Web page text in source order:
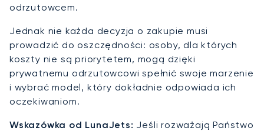
odrzutowcem.
Jednak nie każda decyzja o zakupie musi
prowadzić do oszczędności: osoby, dla których
koszty nie są priorytetem, mogą dzięki
prywatnemu odrzutowcowi spełnić swoje marzenie
i wybrać model, który dokładnie odpowiada ich
oczekiwaniom.
Wskazówka od LunaJets: Jeśli rozważają Państwo